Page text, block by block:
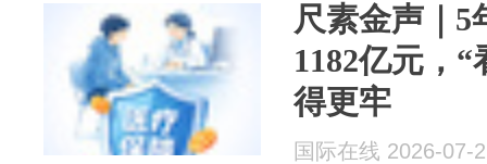
尺素金声｜5
1182亿元，
得更牢
国际在线 2026-07-